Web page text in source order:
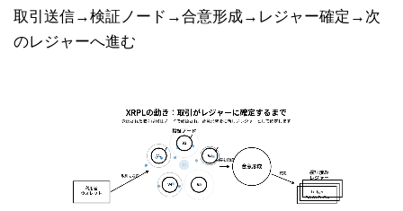
取引送信→検証ノード→合意形成→レジャー確定→次
のレジャーへ進む